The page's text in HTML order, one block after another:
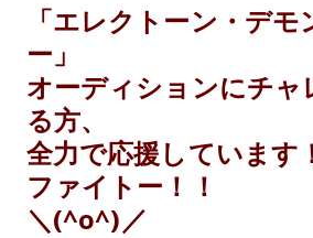
「エレクトーン・デ
ー」
オーディションにチャ
る方、
全力で応援しています
ファイトー！！
＼(^o^)／